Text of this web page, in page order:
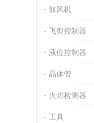
鼓风机
飞剪控制器
液位控制器
晶体管
火焰检测器
工具